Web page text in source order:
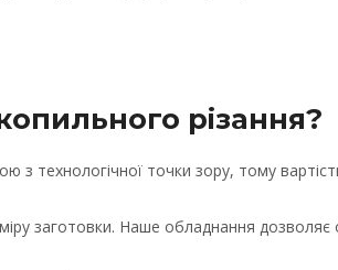
різання?
з технологічної точки зору, тому
заготовки. Наше обладнання